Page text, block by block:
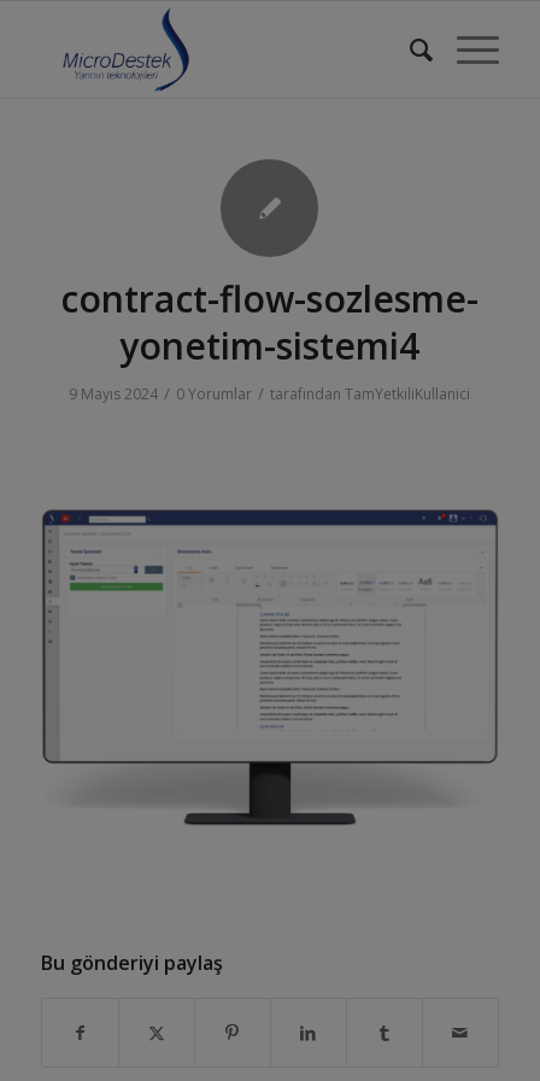
contract-flow-sozlesme-
yonetim-sistemi4
9 Mayıs 2024 / 0 Yorumlar / tarafındanTamYetkiliKullanici
Bu gönderiyi paylaş